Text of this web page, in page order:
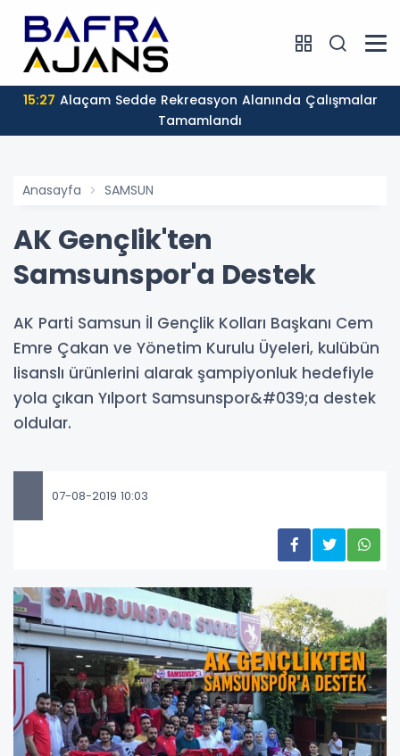
15:27
Tamamlandı
Anasayfa SAMSUN
AK Gençlik'ten
Samsunspor'a Destek
AK Parti Samsun İl Gençlik Kolları Başkanı Cem
Emre Çakan ve Yönetim Kurulu Üyeleri, kulübün
lisanslı ürünlerini alarak şampiyonluk hedefiyle
yola çıkan Yılport Samsunspor&#039;a destek
oldular.
07-08-2019 10:03